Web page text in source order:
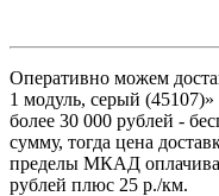
Оперативно можем
1 модуль, серый
более 30 000 рублей -
сумму, тогда цена
пределы МКАД
рублей плюс 25 р./км.